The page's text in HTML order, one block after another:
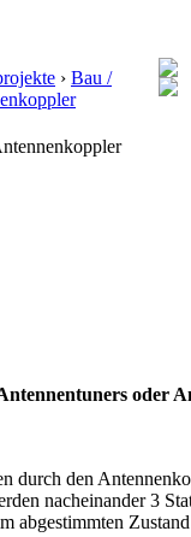
› Bau /
oder
durch den
nacheinander 3
abgestimmten